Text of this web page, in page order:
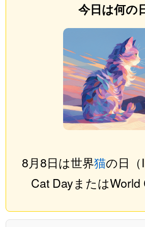
今日は何の
8月8日は世界猫の日
Cat DayまたはWorld